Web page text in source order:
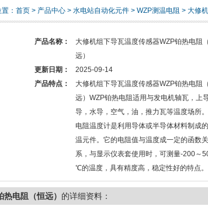
： 首页 > 产品中心 > 水电站自动化元件 > WZP测温电阻 > 大修机组下
产品名称：
大修机组下导瓦温度传感器WZP铂热电阻
远）
更新日期：
2025-09-14
产品特点：
大修机组下导瓦温度传感器WZP铂热电阻
远）WZP铂热电阻适用与发电机轴瓦，上
导，水导，空气，油，推力瓦等温度场所
电阻温度计是利用导体或半导体材料制成
温元件。它的电阻值与温度成一定的函数关
系，与显示仪表套使用时，可测量-200～
℃的温度，具有精度高，稳定性好的特点。
电阻（恒远） 的详细资料：